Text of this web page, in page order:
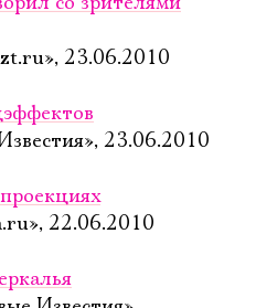
23.06.2010
23.06.2010
22.06.2010